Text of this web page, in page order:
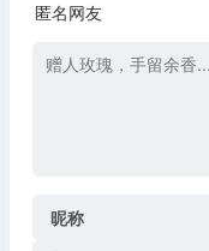
匿名网友
昵称